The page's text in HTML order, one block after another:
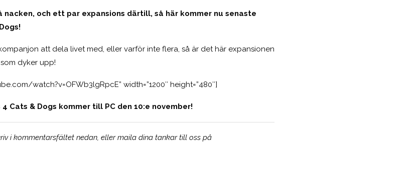
nacken, och ett par expansions därtill, så här kommer nu senaste
att dela livet med, eller varför inte flera, så är det här expansionen
dyker upp!
watch?v=OFWb3lgRpcE” width=”1200″ height=”480″]
4 Cats & Dogs kommer till PC den 10:e november!
i kommentarsfältet nedan, eller maila dina tankar till oss på